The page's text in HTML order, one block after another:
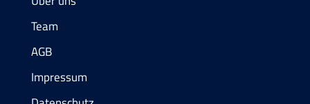
Team
AGB
Impressum